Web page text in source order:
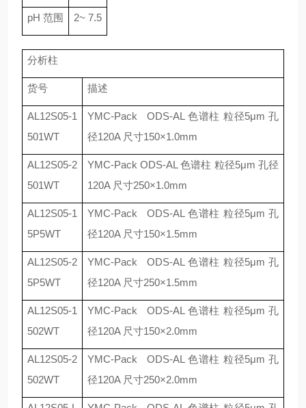
pH 范围 2~ 7.5
分析柱
货号 描述
AL12S05-1
501WT
YMC-Pack ODS-AL 色谱柱 粒径5μm孔
径120A 尺寸150×1.0mm
AL12S05-2
501WT
YMC-Pack ODS-AL色谱柱 粒径5μm 孔径
120A 尺寸250×1.0mm
AL12S05-1
5P5WT
YMC-Pack ODS-AL 色谱柱 粒径5μm孔
径120A 尺寸150×1.5mm
AL12S05-2
5P5WT
YMC-Pack ODS-AL 色谱柱 粒径5μm孔
径120A 尺寸250×1.5mm
AL12S05-1
502WT
YMC-Pack ODS-AL 色谱柱 粒径5μm孔
径120A 尺寸150×2.0mm
AL12S05-2
502WT
YMC-Pack ODS-AL 色谱柱 粒径5μm孔
径120A 尺寸250×2.0mm